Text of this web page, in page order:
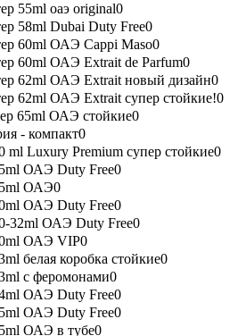
55ml оаэ original0
58ml Dubai Duty Free0
60ml ОАЭ Cappi Maso0
60ml ОАЭ Extrait de Parfum0
62ml ОАЭ Extrait новый дизайн0
62ml ОАЭ Extrait супер стойкие!0
65ml ОАЭ стойкие0
- компакт0
ml Luxury Premium супер стойкие0
ОАЭ Duty Free0
ОАЭ0
ОАЭ Duty Free0
32ml ОАЭ Duty Free0
ОАЭ VIP0
белая коробка стойкие0
с феромонами0
ОАЭ Duty Free0
ОАЭ Duty Free0
ОАЭ в тубе0